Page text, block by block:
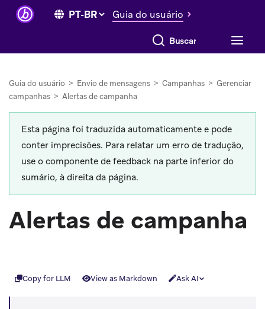
Guia do usuário
Buscar tudo
Guia do usuário > Envio de mensagens > Campanhas > Gerenciar
campanhas > Alertas de campanha
Esta página foi traduzida automaticamente e pode
conter imprecisões. Para relatar um erro de tradução,
use o componente de feedback na parte inferior do
sumário, à direita da página.
Alertas de campanha
Copy for LLM View as Markdown Ask AI